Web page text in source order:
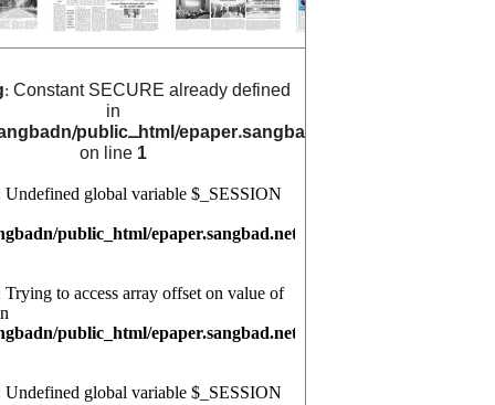
: Constant SECURE already defined
in
public_html/epaper.sangbad.net.bd/
on line 1